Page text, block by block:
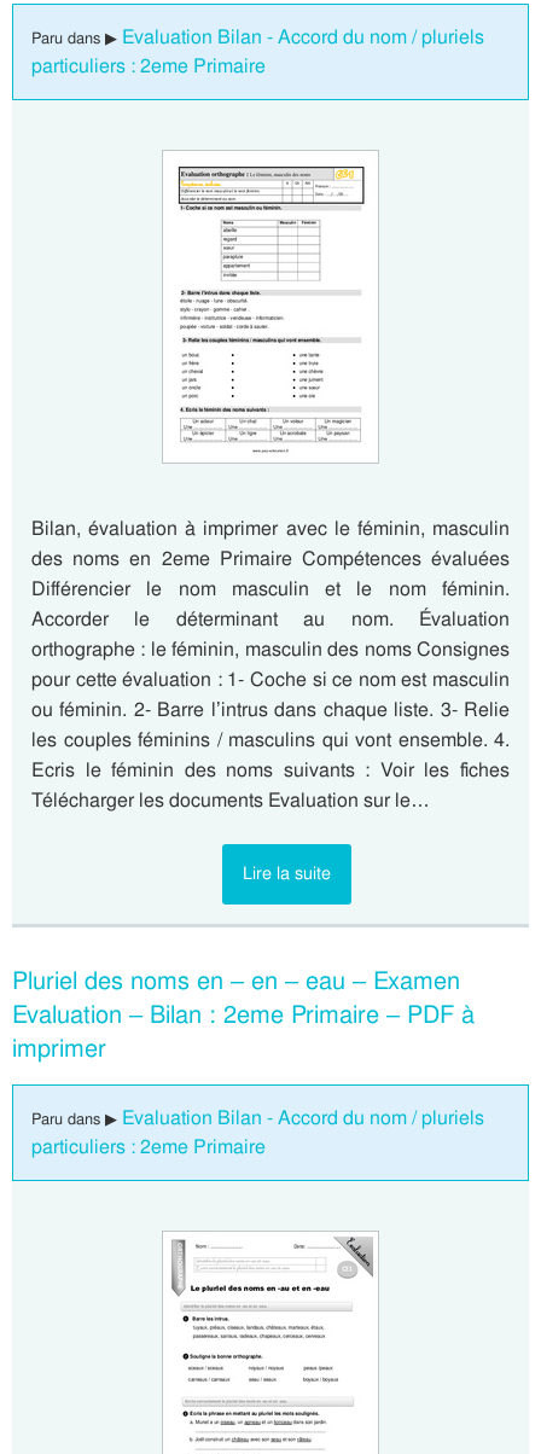
Paru dans ▶ Evaluation Bilan - Accord du nom / pluriels
particuliers : 2eme Primaire
Bilan, évaluation à imprimer avec le féminin, masculin
des noms en 2eme Primaire Compétences évaluées
Différencier le nom masculin et le nom féminin.
Accorder le déterminant au nom. Évaluation
orthographe : le féminin, masculin des noms Consignes
pour cette évaluation : 1- Coche si ce nom est masculin
ou féminin. 2- Barre l’intrus dans chaque liste. 3- Relie
les couples féminins / masculins qui vont ensemble. 4.
Ecris le féminin des noms suivants : Voir les fiches
Télécharger les documents Evaluation sur le…
Lire la suite
Pluriel des noms en – en – eau – Examen
Evaluation – Bilan : 2eme Primaire – PDF à
imprimer
Paru dans ▶ Evaluation Bilan - Accord du nom / pluriels
particuliers : 2eme Primaire